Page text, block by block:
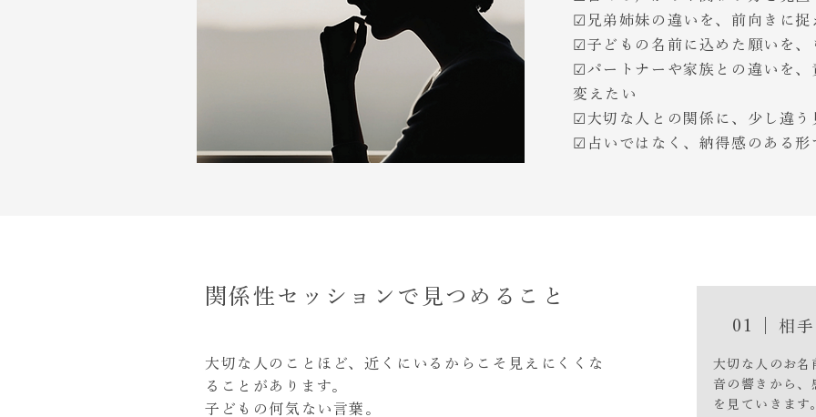
☑︎兄弟姉妹の違いを、前向きに捉
☑︎子どもの名前に込めた願いを、
☑︎パートナーや家族との違いを、
変えたい
☑︎大切な人との関係に、少し違う
☑︎ 占いではなく、納得感のある
​関係性セッションで見つめること
大切な人のことほど、近くにいるからこそ見えにくくな
ることがあります。
子どもの何気ない言葉。
01 | 相
大切な人のお名
音の響きから、
を見ていきます